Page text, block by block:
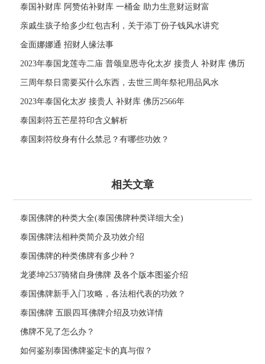
泰国补财库 阿赞佑补财库 一桶金 助力生意财运财富
亲戚生孩子给多少红包吉利，关于添丁份子钱风水讲究
金面娜娜通 招财人缘法事
2023年泰国龙莲寺二庙 普颂皇恩寺化太岁 接贵人 补财库 佛历
2566年
三周年祭日需要买什么东西，去世三周年祭祀用品风水
2023年泰国化太岁 接贵人 补财库 佛历2566年
泰国刺符五芒星符印含义解析
泰国刺符纹身有什么禁忌？有哪些功效？
相关文章
泰国佛牌的种类大全(泰国佛牌种类详细大全)
泰国佛牌法相种类简介及功效介绍
泰国佛牌的种类佛牌有多少种？
龙婆坤2537骑猪自身佛牌 及各个版本图鉴介绍
泰国佛牌新手入门攻略，各法相代表的功效？
泰国佛牌 五眼四耳佛牌介绍及功效详情
佛牌不见了怎么办？
如何鉴别泰国佛牌鉴定卡的真与假？